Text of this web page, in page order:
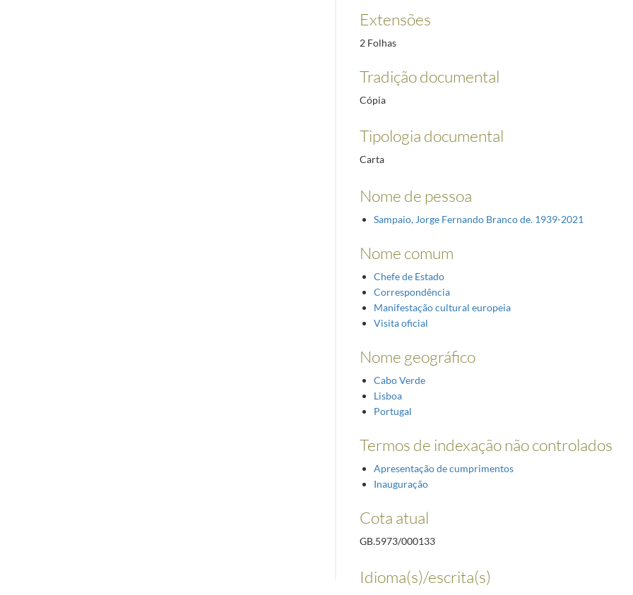
Extensões
2 Folhas
Tradição documental
Cópia
Tipologia documental
Carta
Nome de pessoa
Sampaio, Jorge Fernando Branco de. 1939-2021
Nome comum
Chefe de Estado
Correspondência
Manifestação cultural europeia
Visita oficial
Nome geográfico
Cabo Verde
Lisboa
Portugal
Termos de indexação não controlados
Apresentação de cumprimentos
Inauguração
Cota atual
GB.5973/000133
Idioma(s)/escrita(s)